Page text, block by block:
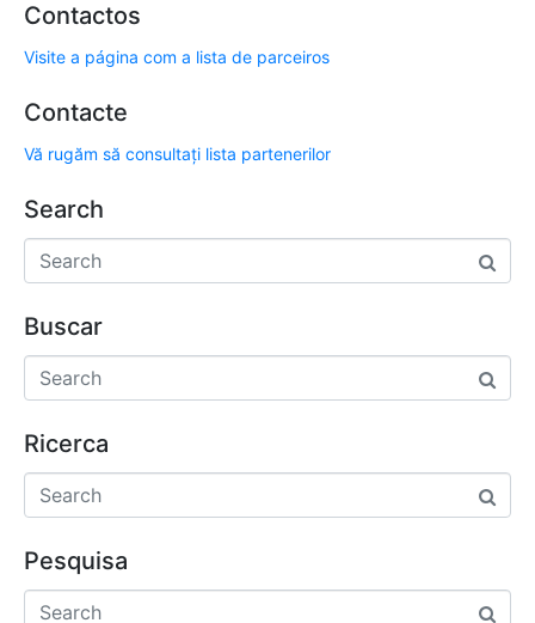
Contactos
Visite a página com a lista de parceiros
Contacte
Vă rugăm să consultați lista partenerilor
Search
Buscar
Ricerca
Pesquisa